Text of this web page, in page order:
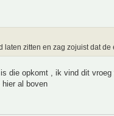
zitten en zag zojuist dat de
die opkomt , ik vind dit vroeg
al boven